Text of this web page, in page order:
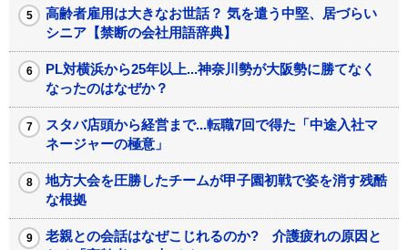
高齢者雇用は大きなお世話？ 気を遣う中堅、居づらい
シニア【禁断の会社用語辞典】
PL対横浜から25年以上...神奈川勢が大阪勢に勝てなく
なったのはなぜか？
スタバ店頭から経営まで...転職7回で得た「中途入社マ
ネージャーの極意」
地方大会を圧勝したチームが甲子園初戦で姿を消す残酷
な根拠
老親との会話はなぜこじれるのか? 介護疲れの原因と